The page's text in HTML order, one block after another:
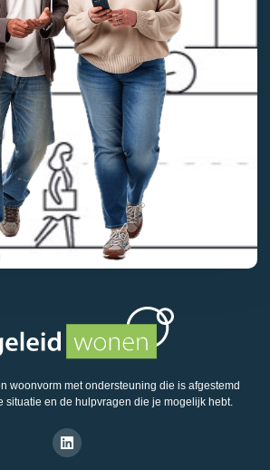
woonvorm met ondersteuning die is afgestemd
situatie en de hulpvragen die je mogelijk hebt.